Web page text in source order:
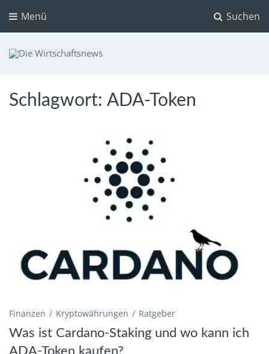
Suchen
Menü
Schlagwort: ADA-Token
Finanzen Kryptowährungen Ratgeber
Was ist Cardano-Staking und wo kann ich
ADA-Token kaufen?